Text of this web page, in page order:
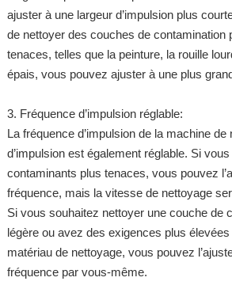
ajuster à une largeur d’impulsion plus
de nettoyer des couches de contamination
tenaces, telles que la peinture, la rouille
épais, vous pouvez ajuster à une plus
3. Fréquence d’impulsion réglable:
La fréquence d’impulsion de la machine de
d’impulsion est également réglable. Si
contaminants plus tenaces, vous pouvez
fréquence, mais la vitesse de nettoyage
Si vous souhaitez nettoyer une couche de
légère ou avez des exigences plus
matériau de nettoyage, vous pouvez
fréquence par vous-même.